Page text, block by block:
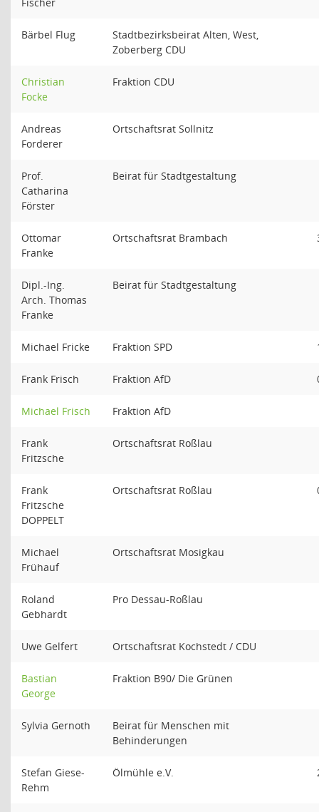
Bärbel Flug
Stadtbezirksbeirat Alten, West,
Zoberberg CDU
Christian
Focke
Fraktion CDU
Andreas
Forderer
Ortschaftsrat Sollnitz
Prof.
Catharina
Förster
Beirat für Stadtgestaltung
Ottomar
Franke
Ortschaftsrat Brambach
Dipl.-Ing.
Arch. Thomas
Franke
Beirat für Stadtgestaltung
Michael Fricke Fraktion SPD
Frank Frisch Fraktion AfD
Michael Frisch Fraktion AfD
Frank
Fritzsche
Ortschaftsrat Roßlau
Frank
Fritzsche
DOPPELT
Ortschaftsrat Roßlau
Michael
Frühauf
Ortschaftsrat Mosigkau
Roland
Gebhardt
Pro Dessau-Roßlau
Uwe Gelfert Ortschaftsrat Kochstedt / CDU
Bastian
George
Fraktion B90/ Die Grünen
Sylvia Gernoth
Beirat für Menschen mit
Behinderungen
Stefan Giese-
Rehm
Ölmühle e.V.